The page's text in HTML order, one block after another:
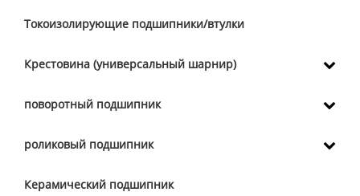
Токоизолирующие подшипники/втулки
Крестовина (универсальный шарнир)
поворотный подшипник
роликовый подшипник
Керамический подшипник